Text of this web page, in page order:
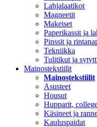
Lahjalaatikot
Magneetit
Makeiset
Paperikassit ja
Pinssit ja
Tekniikka
Tulitikut ja
Mainostekstiilit
Mainostekstiilit
Asusteet
Housut
Hupparit,
Käsineet ja
Kauluspaidat